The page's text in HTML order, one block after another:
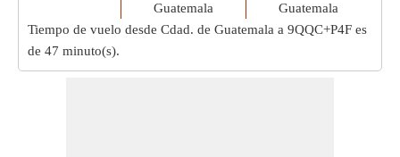
Guatemala
Guatemala
Tiempo de vuelo desde Cdad. de Guatemala a 9QQC+P4F es
de 47 minuto(s).